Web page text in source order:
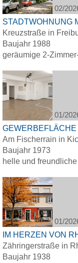
02/
STADTWOHNUNG
Kreuzstraße in
Baujahr 1988
geräumige 2-
01/
Am Fischerrain in
Baujahr 1973
helle und
01/
IM HERZEN VON
Zähringerstraße in
Baujahr 1938